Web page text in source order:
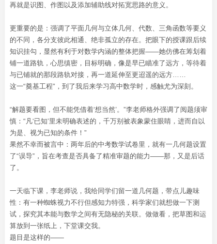
再就是识图、作图以及添加辅助线对拓宽思路的意义。
更重要的是：强调了平面几何与立体几何、代数、三角函数等要义
的不同，各分支彼此相通、绝非孤立的存在。把眼下的授课跟后续
知识挂勾，显然有利于对数学内涵的整体把握——她仿佛在筹划着
铺一道路轨，心思缜密，目标明确，像是早已瞄准了远方，等待着
与已铺就的那段路轨对接，再一道延伸至更迢遥的远方……
这一“奠基工程”，到了我后来学习高中数学时，感触尤为深刻。
“解题要看图，但不能凭借着‘想当然’。”李老师格外强调了阅题须审
慎：“凡‘已知’里未明确表述的，千万别被表象蒙住眼睛，进而自以
为是、视为已知的条件！”
果然不幸而被言中：两年后的中考数学试卷里，就有一几何题设置
了“误导”，旨在考查是否具备了精准审题的能力——那，又是后话
了。
一天临下课，李老师说，我给同学们留一道几何题，带点儿趣味
性：有一种蜘蛛视力不行但感知力特强，科学家们就想做一下测
试，探究其本能与数学之间有无隐秘的关联。做做看，把草图和运
算放到一张纸上，下堂课交我。
题目是这样的——